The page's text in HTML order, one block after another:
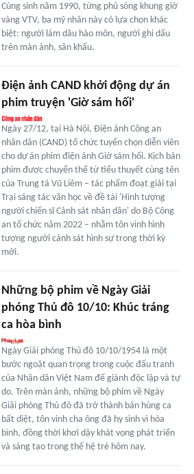
Cùng sinh năm 1990, từng phủ sóng khung giờ
vàng VTV, ba mỹ nhân này có lựa chọn khác
biệt: người làm dâu hào môn, người ghi dấu
trên màn ảnh, sân khấu.
Điện ảnh CAND khởi động dự án
phim truyện 'Giờ sám hối'
Ngày 27/12, tại Hà Nội, Điện ảnh Công an
nhân dân (CAND) tổ chức tuyển chọn diễn viên
cho dự án phim điện ảnh Giờ sám hối. Kịch bản
phim được chuyển thể từ tiểu thuyết cùng tên
của Trung tá Vũ Liêm – tác phẩm đoạt giải tại
Trại sáng tác văn học về đề tài 'Hình tượng
người chiến sĩ Cảnh sát nhân dân' do Bộ Công
an tổ chức năm 2022 – nhằm tôn vinh hình
tượng người cảnh sát hình sự trong thời kỳ
mới.
Những bộ phim về Ngày Giải
phóng Thủ đô 10/10: Khúc tráng
ca hòa bình
Ngày Giải phóng Thủ đô 10/10/1954 là một
bước ngoặt quan trọng trong cuộc đấu tranh
của Nhân dân Việt Nam để giành độc lập và tự
do. Trên màn ảnh, những bộ phim về Ngày
Giải phóng Thủ đô đã trở thành bản hùng ca
bất diệt, tôn vinh cha ông đã hy sinh vì hòa
bình, đồng thời khơi dậy khát vọng phát triển
và sáng tạo trong thế hệ trẻ hôm nay.